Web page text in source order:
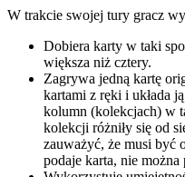
W trakcie swojej tury gracz
Dobiera karty w taki
większa niż cztery.
Zagrywa jedną kartę
kartami z ręki i układa
kolumn (kolekcjach) w
kolekcji różniły się od
zauważyć, że musi być
podaje karta, nie można